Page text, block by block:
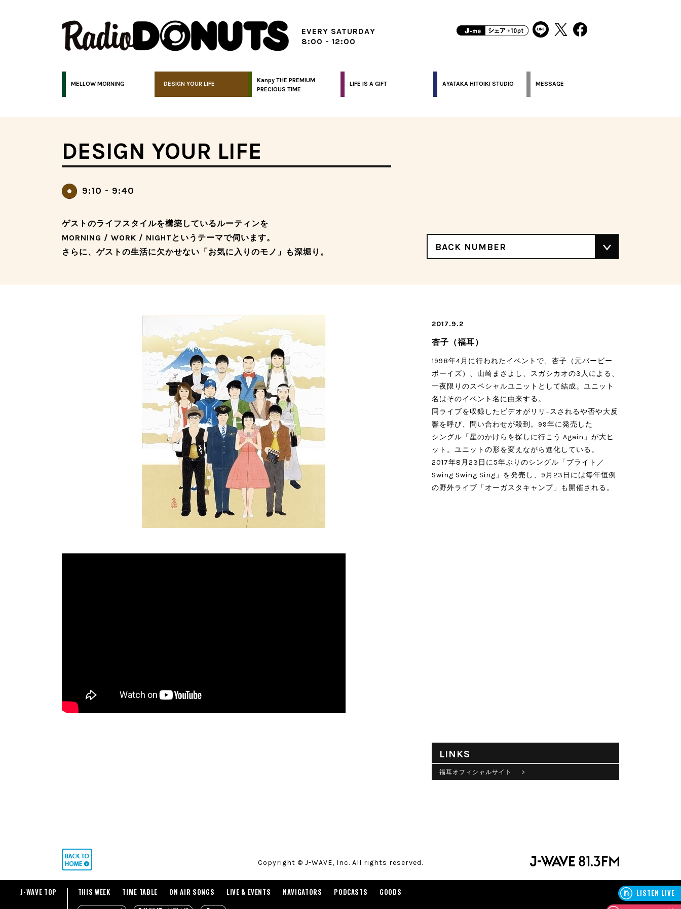
EVERY SATURDAY
8:00 - 12:00
MELLOW MORNING DESIGN YOUR LIFE
Kanpy THE PREMIUM
PRECIOUS TIME
LIFE IS A GIFT AYATAKA HITOIKI STUDIO MESSAGE
DESIGN YOUR LIFE
9:10 - 9:40
ゲストのライフスタイルを構築しているルーティンを
MORNING / WORK / NIGHTというテーマで伺います。
さらに、ゲストの生活に欠かせない「お気に入りのモノ」も深堀り。
BACK NUMBER
2017.9.2
杏子（福耳）
1998年4月に行われたイベントで、杏子（元バービー
ボーイズ）、山崎まさよし、スガシカオの3人による、
一夜限りのスペシャルユニットとして結成。ユニット
名はそのイベント名に由来する。
同ライブを収録したビデオがリリ−スされるや否や大反
響を呼び、問い合わせが殺到。99年に発売した
シングル「星のかけらを探しに行こう Again」が大ヒ
ット。ユニットの形を変えながら進化している。
2017年8月23日に5年ぶりのシングル「ブライト／
Swing Swing Sing」を発売し、9月23日には毎年恒例
の野外ライブ「オーガスタキャンプ」も開催される。
LINKS
福耳オフィシャルサイト >
Copyright © J-WAVE, Inc. All rights reserved.
J-WAVE TOP THIS WEEK TIME TABLE ON AIR SONGS LIVE & EVENTS NAVIGATORS PODCASTS GOODS